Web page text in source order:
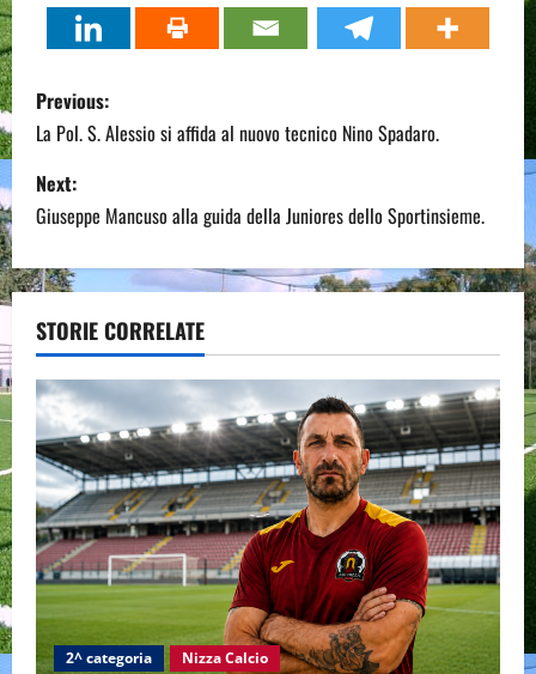
P
o
s
t
n
a
v
i
g
a
t
i
Previous:
La Pol. S. Alessio si affida al nuovo tecnico Nino Spadaro.
Next:
Giuseppe Mancuso alla guida della Juniores dello Sportinsieme.
STORIE CORRELATE
2^ categoria Nizza Calcio